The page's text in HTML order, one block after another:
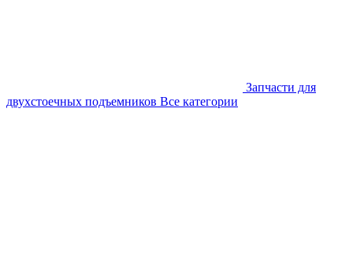
Запчасти для
двухстоечных подъемников Все категории